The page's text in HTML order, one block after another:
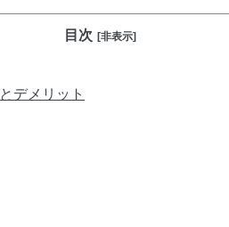
目次 [非表示]
デメリット